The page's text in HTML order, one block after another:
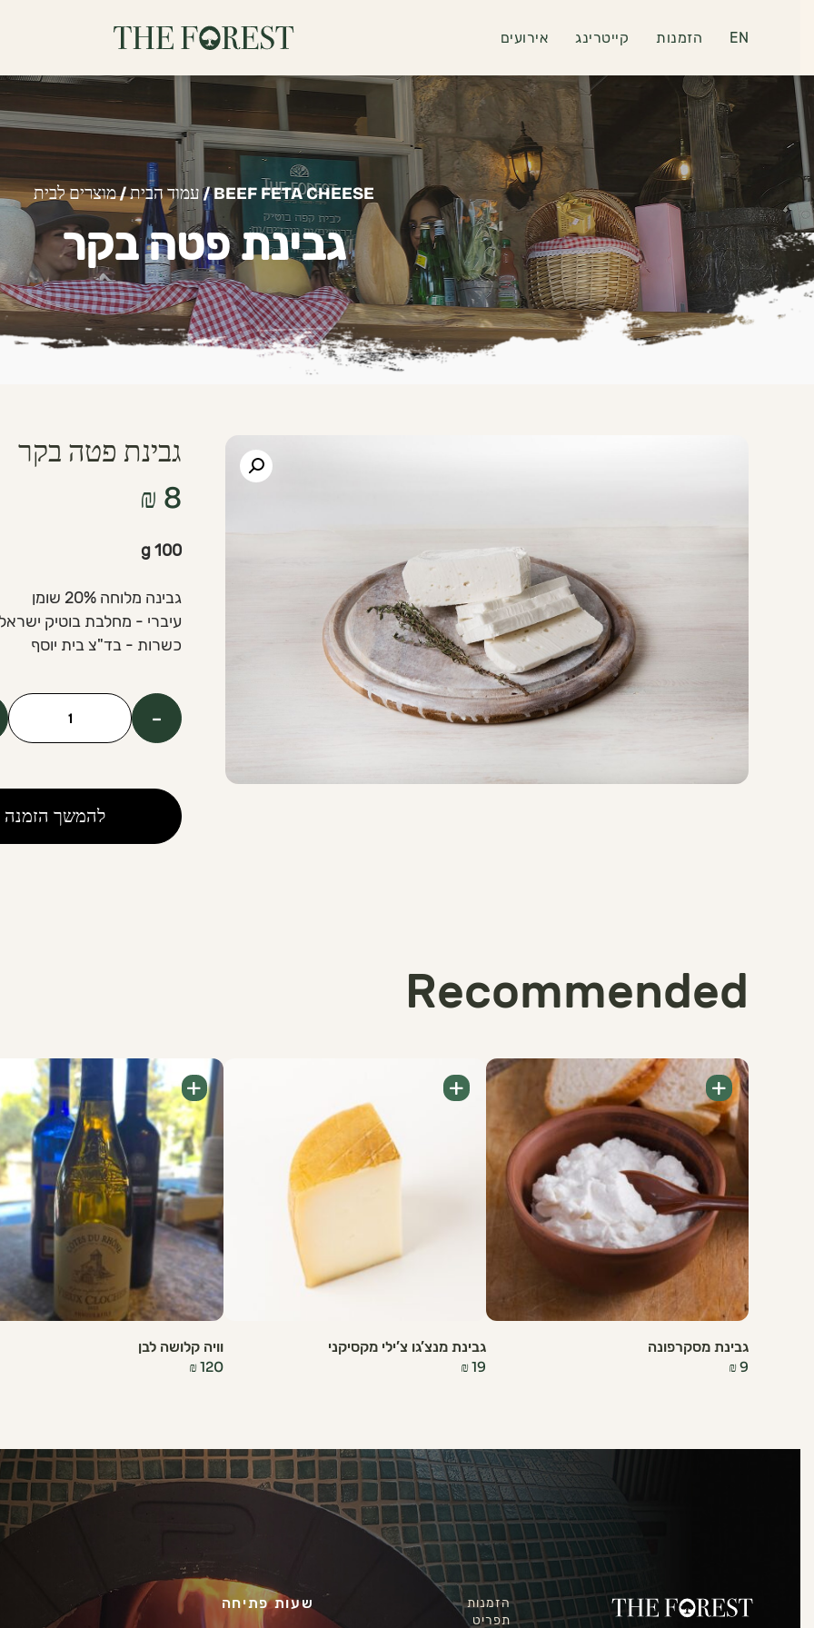
אירועים קייטרינג הזמנות EN
עמוד הבית/מוצרים לבית / BEEF FETA CHEESE
גבינת פטה בקר
גבינת פטה בקר
₪ 8
100 g
גבינה מלוחה 20% שומן
עיברי - מחלבת בוטיק
כשרות - בד"צ בית יוסף
כמות
Feta
Cheese
-
להמשך הזמנה
Recommended
גבינת מסקרפונה
₪9
+
גבינת מנצ’גו צ’ילי מקסיקני
₪19
+
וויה קלושה לבן
₪120
+
הזמנות
תפריט
שעות פתיחה